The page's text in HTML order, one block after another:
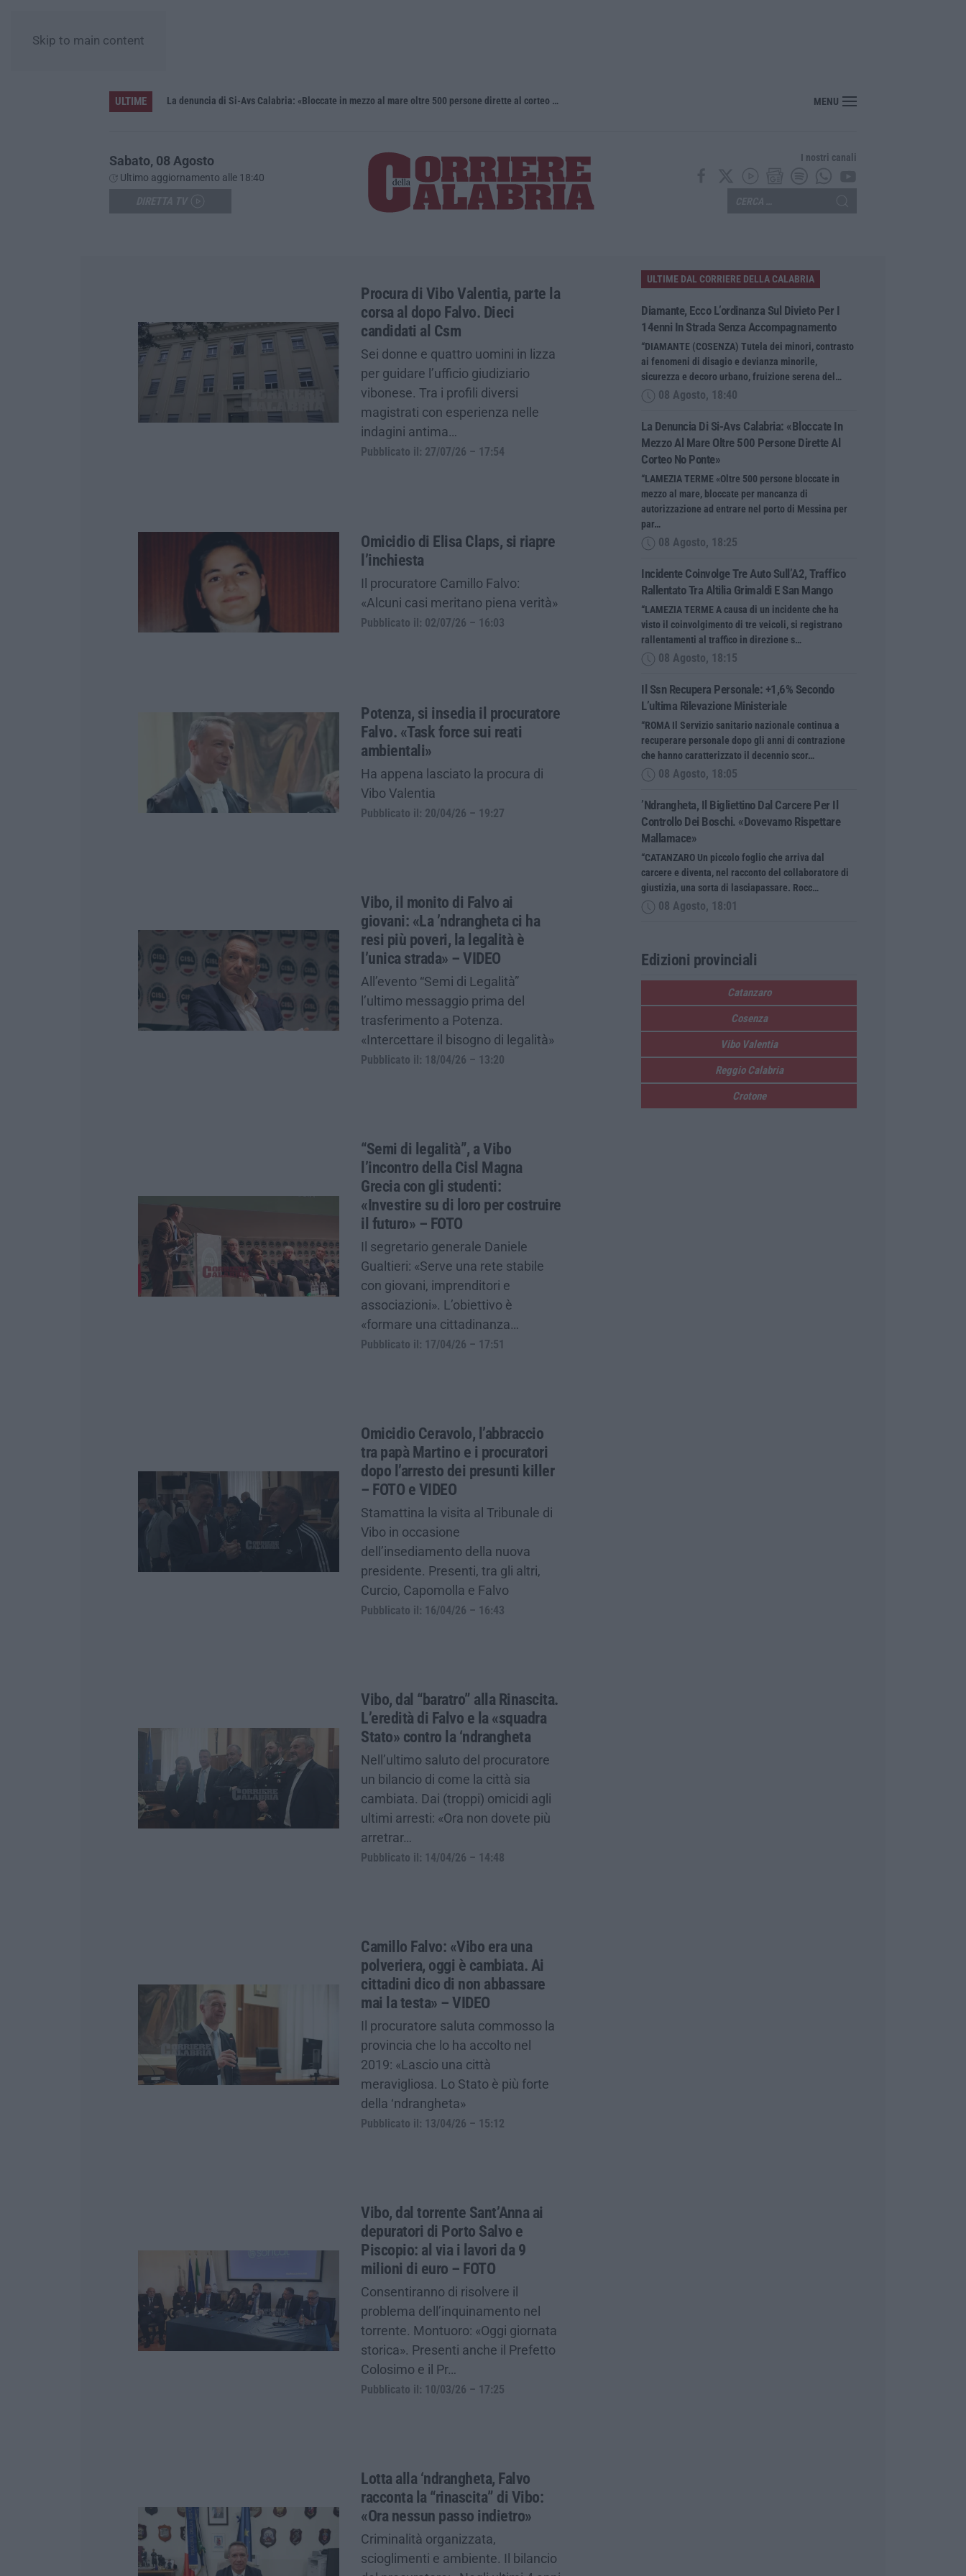
Skip to main content
ULTIME La denuncia di Si-Avs Calabria: «Bloccate in mezzo al mare oltre 500 persone dirette al corteo No Ponte» Incidente coinvolge tre auto sull’A2, traffico rallentato tra Altilia Grimaldi e San Mango
MENU
Sabato, 08 Agosto
Ultimo aggiornamento alle 18:40
I nostri canali
Procura di Vibo Valentia, parte la
corsa al dopo Falvo. Dieci
candidati al Csm
Sei donne e quattro uomini in lizza
per guidare l’ufficio giudiziario
vibonese. Tra i profili diversi
magistrati con esperienza nelle
indagini antima…
Pubblicato il: 27/07/26 – 17:54
Omicidio di Elisa Claps, si riapre
l’inchiesta
Il procuratore Camillo Falvo:
«Alcuni casi meritano piena verità»
Pubblicato il: 02/07/26 – 16:03
Potenza, si insedia il procuratore
Falvo. «Task force sui reati
ambientali»
Ha appena lasciato la procura di
Vibo Valentia
Pubblicato il: 20/04/26 – 19:27
Vibo, il monito di Falvo ai
giovani: «La ’ndrangheta ci ha
resi più poveri, la legalità è
l’unica strada» – VIDEO
All’evento “Semi di Legalità”
l’ultimo messaggio prima del
trasferimento a Potenza.
«Intercettare il bisogno di legalità»
Pubblicato il: 18/04/26 – 13:20
“Semi di legalità”, a Vibo
l’incontro della Cisl Magna
Grecia con gli studenti:
«Investire su di loro per costruire
il futuro» – FOTO
Il segretario generale Daniele
Gualtieri: «Serve una rete stabile
con giovani, imprenditori e
associazioni». L’obiettivo è
«formare una cittadinanza…
Pubblicato il: 17/04/26 – 17:51
Omicidio Ceravolo, l’abbraccio
tra papà Martino e i procuratori
dopo l’arresto dei presunti killer
– FOTO e VIDEO
Stamattina la visita al Tribunale di
Vibo in occasione
dell’insediamento della nuova
presidente. Presenti, tra gli altri,
Curcio, Capomolla e Falvo
Pubblicato il: 16/04/26 – 16:43
Vibo, dal “baratro” alla Rinascita.
L’eredità di Falvo e la «squadra
Stato» contro la ‘ndrangheta
Nell’ultimo saluto del procuratore
un bilancio di come la città sia
cambiata. Dai (troppi) omicidi agli
ultimi arresti: «Ora non dovete più
arretrar…
Pubblicato il: 14/04/26 – 14:48
Camillo Falvo: «Vibo era una
polveriera, oggi è cambiata. Ai
cittadini dico di non abbassare
mai la testa» – VIDEO
Il procuratore saluta commosso la
provincia che lo ha accolto nel
2019: «Lascio una città
meravigliosa. Lo Stato è più forte
della ‘ndrangheta»
Pubblicato il: 13/04/26 – 15:12
Vibo, dal torrente Sant’Anna ai
depuratori di Porto Salvo e
Piscopio: al via i lavori da 9
milioni di euro – FOTO
Consentiranno di risolvere il
problema dell’inquinamento nel
torrente. Montuoro: «Oggi giornata
storica». Presenti anche il Prefetto
Colosimo e il Pr…
Pubblicato il: 10/03/26 – 17:25
Lotta alla ‘ndrangheta, Falvo
racconta la “rinascita” di Vibo:
«Ora nessun passo indietro»
Criminalità organizzata,
scioglimenti e ambiente. Il bilancio
ULTIME DAL CORRIERE DELLA CALABRIA
Diamante, Ecco L’ordinanza Sul Divieto Per I
14enni In Strada Senza Accompagnamento
“DIAMANTE (COSENZA) Tutela dei minori, contrasto
ai fenomeni di disagio e devianza minorile,
sicurezza e decoro urbano, fruizione serena del…
08 Agosto, 18:40
La Denuncia Di Si-Avs Calabria: «Bloccate In
Mezzo Al Mare Oltre 500 Persone Dirette Al
Corteo No Ponte»
“LAMEZIA TERME «Oltre 500 persone bloccate in
mezzo al mare, bloccate per mancanza di
autorizzazione ad entrare nel porto di Messina per
par…
08 Agosto, 18:25
Incidente Coinvolge Tre Auto Sull’A2, Traffico
Rallentato Tra Altilia Grimaldi E San Mango
“LAMEZIA TERME A causa di un incidente che ha
visto il coinvolgimento di tre veicoli, si registrano
rallentamenti al traffico in direzione s…
08 Agosto, 18:15
Il Ssn Recupera Personale: +1,6% Secondo
L’ultima Rilevazione Ministeriale
“ROMA Il Servizio sanitario nazionale continua a
recuperare personale dopo gli anni di contrazione
che hanno caratterizzato il decennio scor…
08 Agosto, 18:05
’Ndrangheta, Il Bigliettino Dal Carcere Per Il
Controllo Dei Boschi. «Dovevamo Rispettare
Mallamace»
“CATANZARO Un piccolo foglio che arriva dal
carcere e diventa, nel racconto del collaboratore di
giustizia, una sorta di lasciapassare. Rocc…
08 Agosto, 18:01
Edizioni provinciali
Catanzaro
Cosenza
Vibo Valentia
Reggio Calabria
Crotone